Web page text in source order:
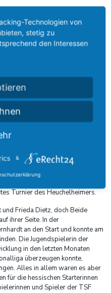
Sieger. Er startete im
zwei Silbermedaillen ein
ist Jochen Wollmert
an den Start ging,
startete. Der gebürtige Iraner
3. Platz aufs Podest kommen.
Ryo Yoshimura hatten Beide
früh aus. Auch im Einzel
Gruppenphase traf er auf den
in der Wettkampfklasse 6 und
In der K.O.-Phase hatte auch
Turnier des Heuchelheimers.
Frieda Dietz, doch Beide
ihrer Seite. In der
an den Start und konnte am
Die Jugendspielerin der
in den letzten Monaten
überzeugen konnte,
Alles in allem waren es aber
für die hessischen Starterinnen
und Spieler der TSF
Technologien von
stetig zu
den Interessen
&